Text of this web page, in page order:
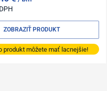
produkt môžete mať lacnejšie!
ZOBRAZIŤ PRODUKT